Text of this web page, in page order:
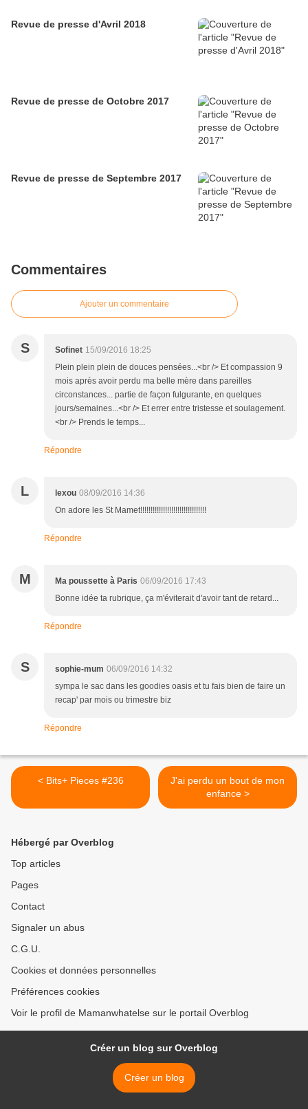
Revue de presse d'Avril 2018
Revue de presse de Octobre 2017
Revue de presse de Septembre 2017
Commentaires
Ajouter un commentaire
S Sofinet 15/09/2016 18:25
Plein plein plein de douces pensées...<br /> Et compassion 9
mois après avoir perdu ma belle mère dans pareilles
circonstances... partie de façon fulgurante, en quelques
jours/semaines...<br /> Et errer entre tristesse et soulagement.
<br /> Prends le temps...
Répondre
L lexou 08/09/2016 14:36
On adore les St Mamet!!!!!!!!!!!!!!!!!!!!!!!!!!!!!!!!
Répondre
M Ma poussette à Paris 06/09/2016 17:43
Bonne idée ta rubrique, ça m'éviterait d'avoir tant de retard...
Répondre
S sophie-mum 06/09/2016 14:32
sympa le sac dans les goodies oasis et tu fais bien de faire un
recap' par mois ou trimestre biz
Répondre
< Bits+ Pieces #236
J'ai perdu un bout de mon
enfance >
Hébergé par Overblog
Top articles
Pages
Contact
Signaler un abus
C.G.U.
Cookies et données personnelles
Préférences cookies
Voir le profil de Mamanwhatelse sur le portail Overblog
Créer un blog sur Overblog
Créer un blog